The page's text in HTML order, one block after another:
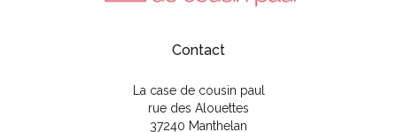
Contact
La case de cousin paul
rue des Alouettes
37240 Manthelan